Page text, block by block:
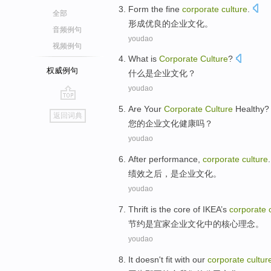
全部
音频例句
视频例句
权威例句
go
top
返回词典
Form the fine corporate culture
形成优良的企业文化。
youdao
What is Corporate Culture?
什么是企业文化 ？
youdao
Are Your Corporate Culture Healthy?
您的企业文化健康吗？
youdao
After performance corporate culture
绩效之后 ， 是企业文化。
youdao
Thrift is the core of IKEA’s corporate
节约是宜家企业文化中的核心理念。
youdao
It doesn't fit with our corporate